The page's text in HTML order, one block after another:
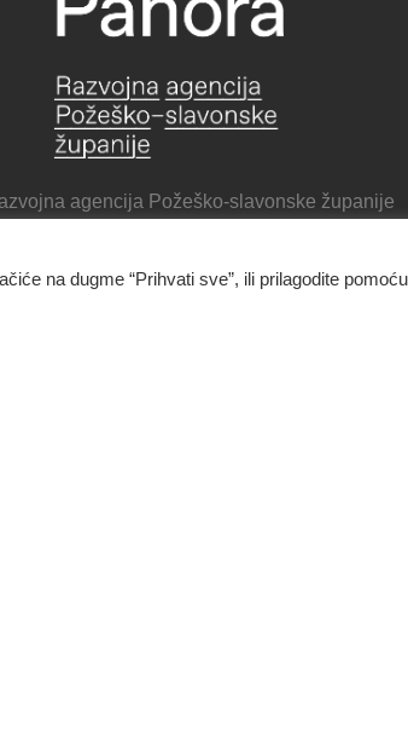
agencija Požeško-slavonske županije
Privredna banka Zagreb
na dugme “Prihvati sve”, ili prilagodite pomoću